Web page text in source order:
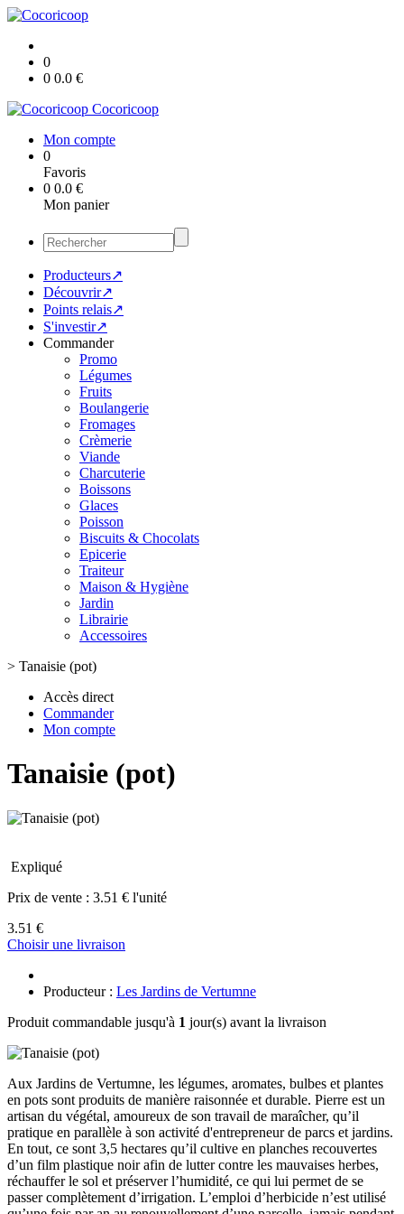
0
0 0.0 €
Cocoricoop
Mon compte
0
Favoris
0 0.0 €
Mon panier
Producteurs↗
Découvrir↗
Points relais↗
S'investir↗
Commander
Promo
Légumes
Fruits
Boulangerie
Fromages
Crèmerie
Viande
Charcuterie
Boissons
Glaces
Poisson
Biscuits & Chocolats
Epicerie
Traiteur
Maison & Hygiène
Jardin
Librairie
Accessoires
> Tanaisie (pot)
Accès direct
Commander
Mon compte
Tanaisie (pot)
Expliqué
Prix de vente : 3.51 € l'unité
3.51 €
Choisir une livraison
Producteur : Les Jardins de Vertumne
Produit commandable jusqu'à 1 jour(s) avant la livraison
Aux Jardins de Vertumne, les légumes, aromates, bulbes et plantes
en pots sont produits de manière raisonnée et durable. Pierre est un
artisan du végétal, amoureux de son travail de maraîcher, qu’il
pratique en parallèle à son activité d'entrepreneur de parcs et jardins.
En tout, ce sont 3,5 hectares qu’il cultive en planches recouvertes
d’un film plastique noir afin de lutter contre les mauvaises herbes,
réchauffer le sol et préserver l’humidité, ce qui lui permet de se
passer complètement d’irrigation. L’emploi d’herbicide n’est utilisé